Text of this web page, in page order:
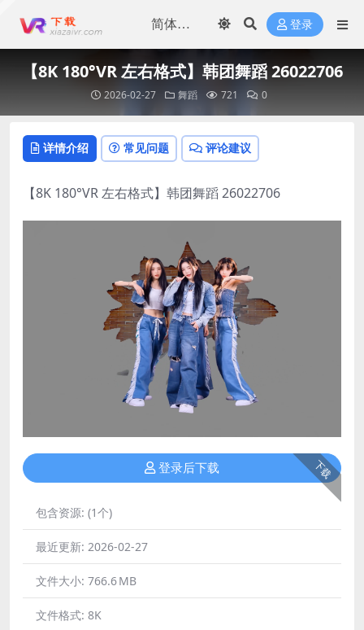
登录
【8K 180°VR 左右格式】韩团舞蹈 26022706
2026-02-27 舞蹈 721 0
详情介绍 常见问题 评论建议
【8K 180°VR 左右格式】韩团舞蹈 26022706
下载
登录后下载
包含资源: (1个)
最近更新: 2026-02-27
文件大小: 766.6 MB
文件格式: 8K